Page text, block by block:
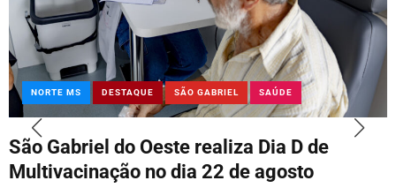
NORTE MS DESTAQUE SÃO GABRIEL SAÚDE
São Gabriel do Oeste realiza Dia D de
Multivacinação no dia 22 de agosto